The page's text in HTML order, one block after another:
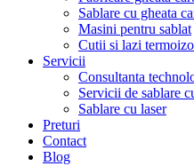
Sablare cu gheata
Masini pentru sablat
Cutii si lazi
Servicii
Consultanta
Servicii de sablare
Sablare cu laser
Preturi
Contact
Blog